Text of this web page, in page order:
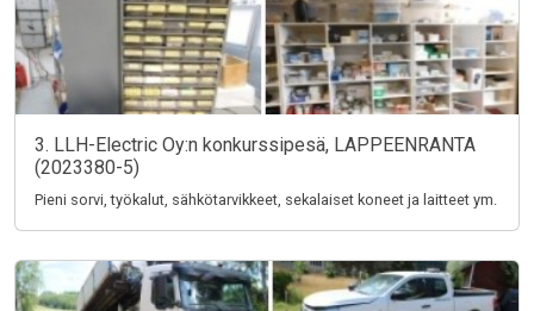
3. LLH-Electric Oy:n konkurssipesä, LAPPEENRANTA
(2023380-5)
Pieni sorvi, työkalut, sähkötarvikkeet, sekalaiset koneet ja laitteet ym.